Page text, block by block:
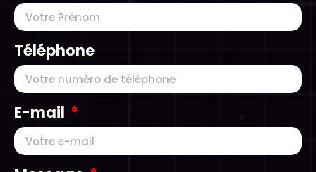
Téléphone
E-mail